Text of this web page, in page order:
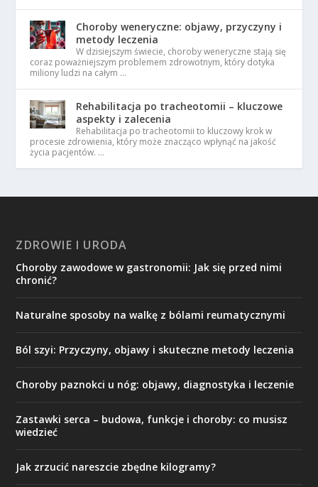
Choroby weneryczne: objawy, przyczyny i
metody leczenia
W dzisiejszym świecie, choroby weneryczne stają się
coraz poważniejszym problemem zdrowotnym, który dotyka
miliony ludzi na całym …
Rehabilitacja po tracheotomii – kluczowe
aspekty i zalecenia
Rehabilitacja po tracheotomii to kluczowy krok w
procesie zdrowienia, który może znacząco wpłynąć na jakość
życia pacjentów. …
ZDROWIE I URODA
Choroby zawodowe w gastronomii: Jak się przed nimi
chronić?
Naturalne sposoby na walkę z bólami reumatycznymi
Ból szyi: Przyczyny, objawy i skuteczne metody leczenia
Choroby paznokci u nóg: objawy, diagnostyka i leczenie
Zastawki serca – budowa, funkcje i choroby: co musisz
wiedzieć
Jak zrzucić nareszcie zbędne kilogramy?